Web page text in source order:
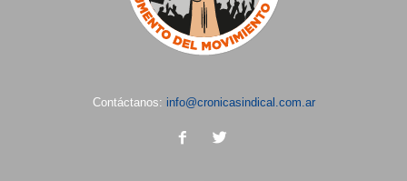
Contáctanos: info@cronicasindical.com.ar